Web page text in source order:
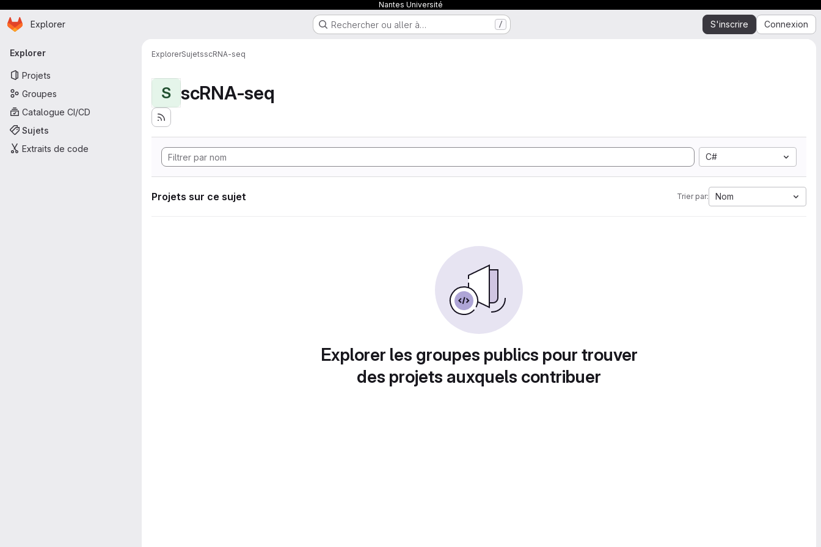
Nantes Université
Passer au contenu principal
Page d'accueil
Explorer Rechercher ou aller à… / S'inscrire Connexion
Navigation principale
Explorer
Projets
Groupes
Catalogue CI/CD
Sujets
Extraits de code
ExplorerSujetsscRNA-seq
S scRNA-seq
C#
Projets sur ce sujet Trier par: Nom
Explorer les groupes publics pour trouver
des projets auxquels contribuer